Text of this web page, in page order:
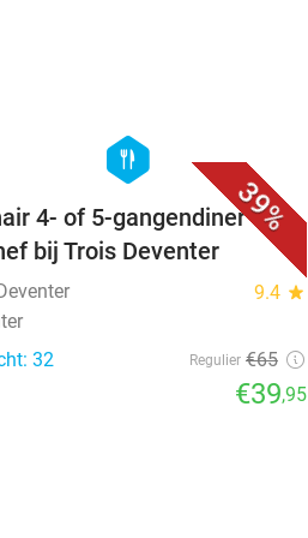
39%
hexagon
food
4- of 5-gangendiner van
bij Trois Deventer
9.4 star
32
Regulier €65
€39,95